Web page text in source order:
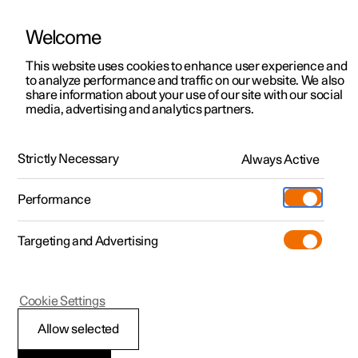
Polestar 2
Polestar 3
Polestar 4
Pre-owned
Shop
Meer
Testrit
Aanbiedingen voor
Testrit
Aanbiedingen voor
Polestar 4 coupé
Ontdek Polestar 4
Testrit
Bekijk onze stockwagens
Aanbiedingen voor
Ontdek Polestar 5
Over pre-owned
Pre-owned aanbiedingen
Aanbiedingen voor particulieren
Aanbiedingen voor
professionelen
Bekijk onze stockwagens
Configureer
Pre-owned
Testrit
Additionals
(Opent in een nieuw venster)
Experiences
Ontmoet ons
Servicepunten
Opladen
Support
HandleidingVideogalerijSoftware-updates
Bandenspanning
Polestar 2
Aanbevolen
Welcome
This website uses cookies to enhance user experience and
to analyze performance and traffic on our website. We also
share information about your use of our site with our social
media, advertising and analytics partners.
Strictly Necessary Always Active
Performance
Targeting and Advertising
Allow selected
Cookie Settings